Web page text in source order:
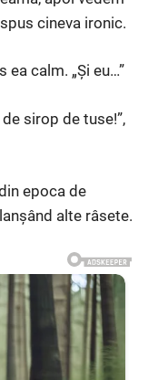
cineva ironic.
ea calm. „Și eu…”
sirop de tuse!”,
epoca de
alte râsete.